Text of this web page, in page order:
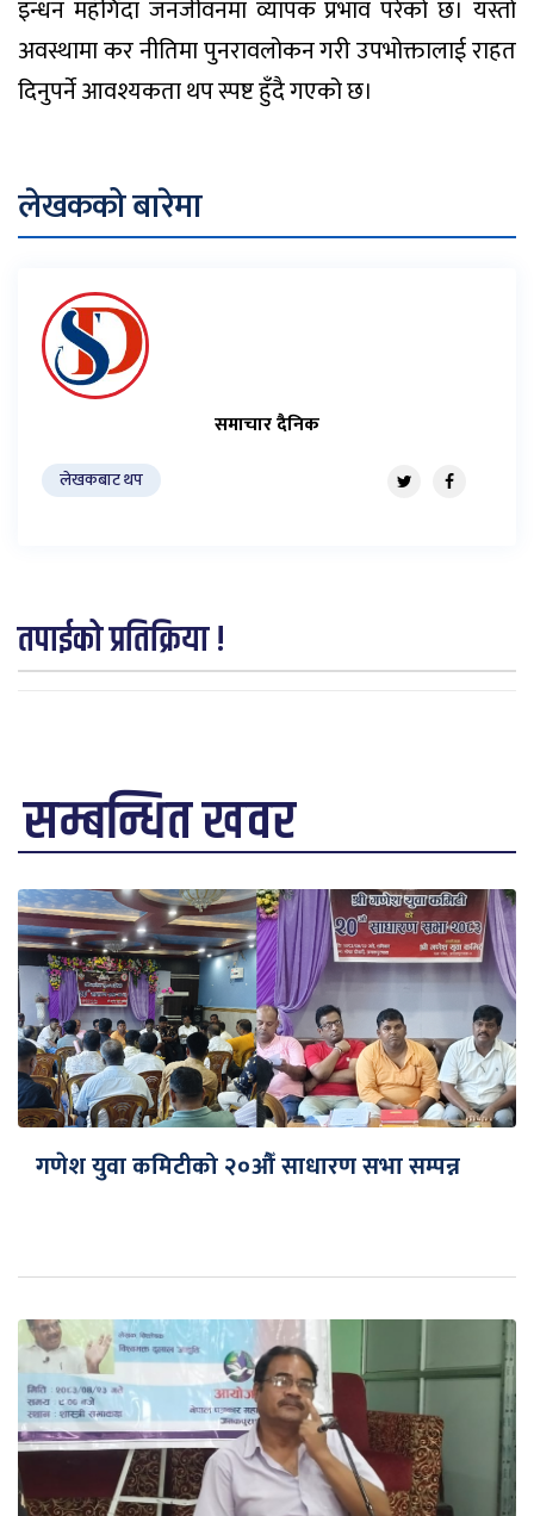
इन्धन महँगिँदा जनजीवनमा व्यापक प्रभाव परेको छ। यस्तो
अवस्थामा कर नीतिमा पुनरावलोकन गरी उपभोक्तालाई राहत
दिनुपर्ने आवश्यकता थप स्पष्ट हुँदै गएको छ।
लेखकको बारेमा
समाचार दैनिक
लेखकबाट थप
तपाईको प्रतिक्रिया !
सम्बन्धित खवर
गणेश युवा कमिटीको २०औँ साधारण सभा सम्पन्न